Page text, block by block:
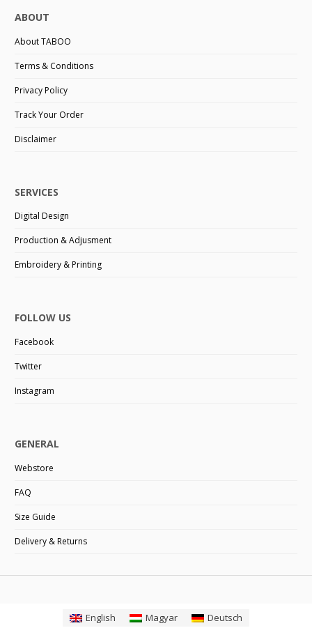
ABOUT
About TABOO
Terms & Conditions
Privacy Policy
Track Your Order
Disclaimer
SERVICES
Digital Design
Production & Adjusment
Embroidery & Printing
FOLLOW US
Facebook
Twitter
Instagram
GENERAL
Webstore
FAQ
Size Guide
Delivery & Returns
English Magyar Deutsch